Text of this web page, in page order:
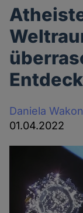
Daniela
01.04.2022